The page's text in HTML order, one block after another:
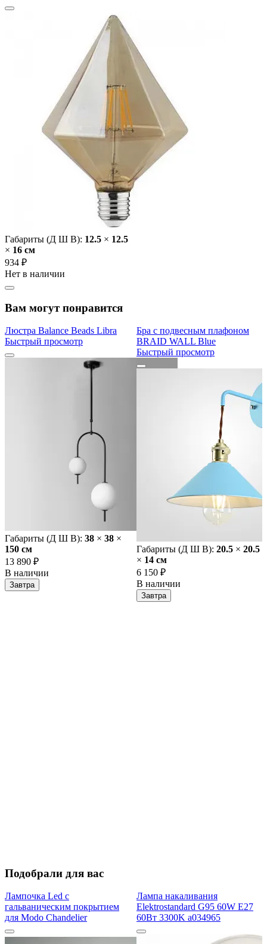
Габариты (Д Ш В): 12.5 × 12.5
× 16 cм
934 ₽
Нет в наличии
Вам могут понравится
Люстра Balance Beads Libra
Быстрый просмотр
Габариты (Д Ш В): 38 × 38 ×
150 cм
13 890 ₽
В наличии
Завтра
Бра с подвесным плафоном
BRAID WALL Blue
Быстрый просмотр
Габариты (Д Ш В): 20.5 × 20.5
× 14 cм
6 150 ₽
В наличии
Завтра
Подобрали для вас
Лампочка Led с
гальваническим покрытием
для Modo Chandelier
Лампа накаливания
Elektrostandard G95 60W E27
60Вт 3300K a034965